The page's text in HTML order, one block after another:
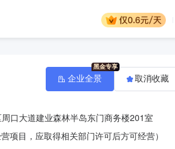
口大道建业森林半岛东门商务楼201室
项目，应取得相关部门许可后方可经营）
企业全景 取消收藏